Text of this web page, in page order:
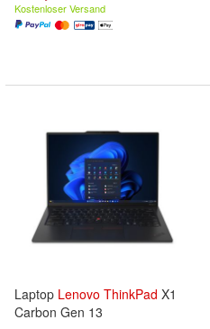
Kostenloser Versand
Laptop Lenovo ThinkPad X1
Carbon Gen 13